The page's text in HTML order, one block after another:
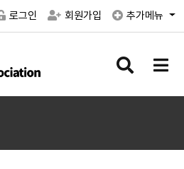
로그인 회원가입 추가메뉴
검
버
메
버